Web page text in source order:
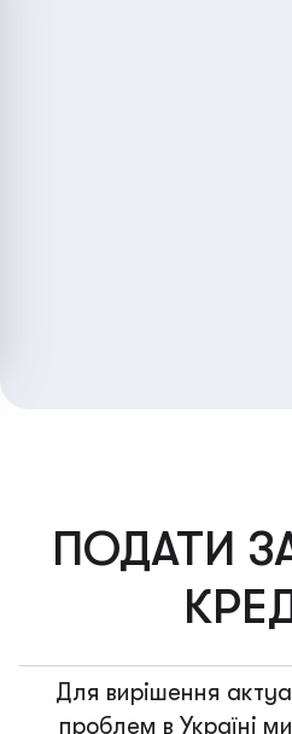
ПОДАТИ
Для вирішення
проблем в Україні